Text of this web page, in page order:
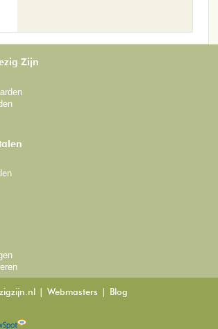
Zijn
Webmasters Blog